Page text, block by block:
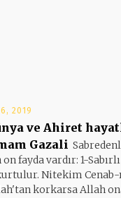
6, 2019
ve Ahiret
Gazali
fayda vardır: 1-
Nitekim Cenab-
korkarsa Allah